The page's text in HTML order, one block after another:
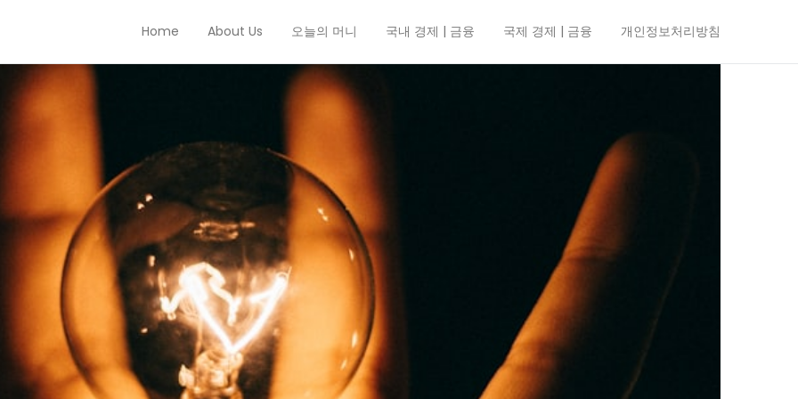
Home About Us 오늘의 머니 국내 경제 | 금융 국제 경제 | 금융 개인정보처리방침